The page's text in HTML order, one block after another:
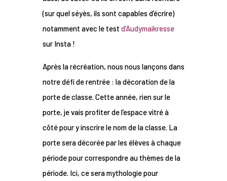
(sur quel séyès, ils sont capables d’écrire)
notamment avec le test d’Audymaikresse
sur Insta !
Après la récréation, nous nous lançons dans
notre défi de rentrée : la décoration de la
porte de classe. Cette année, rien sur le
porte, je vais profiter de l’espace vitré à
côté pour y inscrire le nom de la classe. La
porte sera décorée par les élèves à chaque
période pour correspondre au thèmes de la
période. Ici, ce sera mythologie pour